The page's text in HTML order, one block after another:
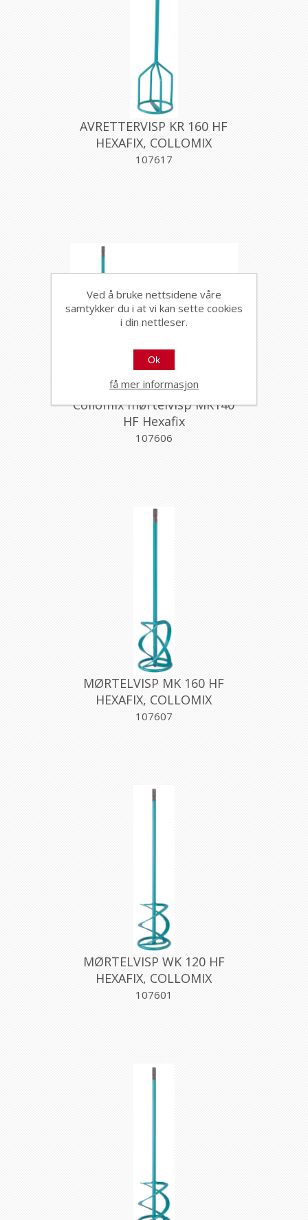
AVRETTERVISP KR 160 HF
HEXAFIX, COLLOMIX
107617
Collomix mørtelvisp MK140
HF Hexafix
107606
MØRTELVISP MK 160 HF
HEXAFIX, COLLOMIX
107607
MØRTELVISP WK 120 HF
HEXAFIX, COLLOMIX
107601
Ved å bruke nettsidene våre
samtykker du i at vi kan sette cookies
i din nettleser.
Ok
få mer informasjon